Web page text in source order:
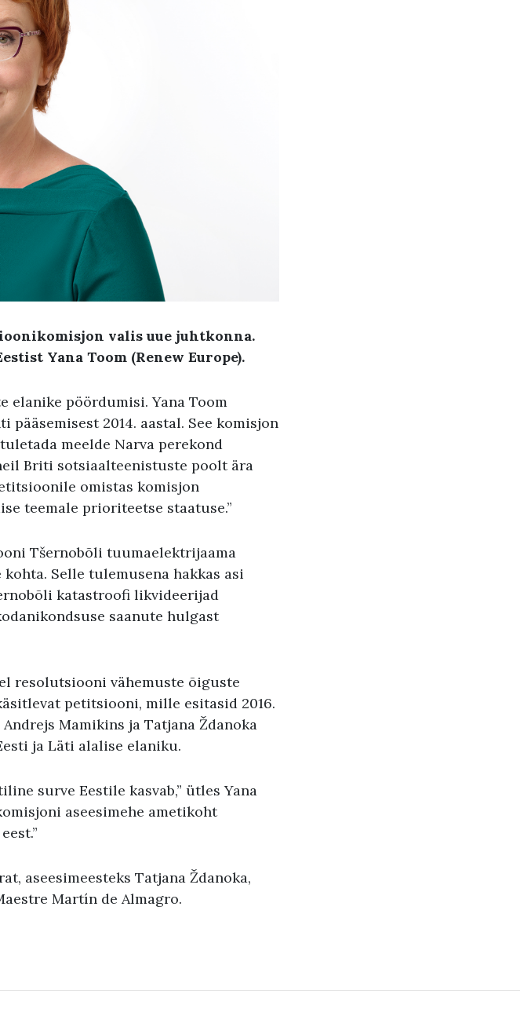
valis uue juhtkonna.
Yana Toom (Renew Europe).
elanike pöördumisi. Yana Toom
2014. aastal. See komisjon
meelde Narva perekond
Briti sotsiaalteenistuste poolt ära
omistas komisjon
teemale prioriteetse staatuse.”
Tšernobõli tuumaelektrijaama
Selle tulemusena hakkas asi
katastroofi likvideerijad
saanute hulgast
resolutsiooni vähemuste õiguste
petitsiooni, mille esitasid 2016.
Mamikins ja Tatjana Ždanoka
ja Läti alalise elaniku.
surve Eestile kasvab,” ütles Yana
aseesimehe ametikoht
aseesimeesteks Tatjana Ždanoka,
Martín de Almagro.